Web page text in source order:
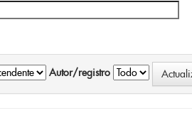
Autor/registro